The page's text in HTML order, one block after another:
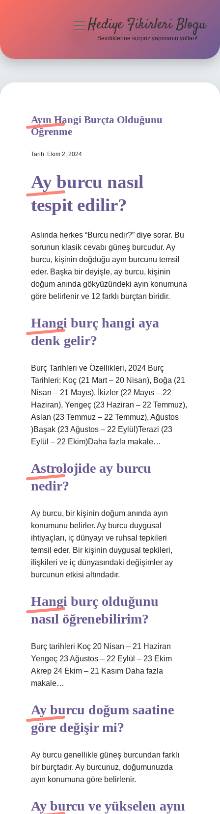
Hakkımızda
menüyüHediye Fikirleri Blogu
Sevdiklerine sürpriz yapmanın yolları!
Ayın Hangi Burçta Olduğunu
Öğrenme
Tarih: Ekim 2, 2024
Ay burcu nasıl
tespit edilir?
Aslında herkes “Burcu nedir?” diye sorar. Bu
sorunun klasik cevabı güneş burcudur. Ay
burcu, kişinin doğduğu ayın burcunu temsil
eder. Başka bir deyişle, ay burcu, kişinin
doğum anında gökyüzündeki ayın konumuna
göre belirlenir ve 12 farklı burçtan biridir.
Hangi burç hangi aya
denk gelir?
Burç Tarihleri ​​ve Özellikleri, 2024 Burç
Tarihleri: Koç (21 Mart – 20 Nisan), Boğa (21
Nisan – 21 Mayıs), İkizler (22 Mayıs – 22
Haziran), Yengeç (23 Haziran – 22 Temmuz),
Aslan (23 Temmuz – 22 Temmuz), Ağustos
)Başak (23 Ağustos – 22 Eylül)Terazi (23
Eylül – 22 Ekim)Daha fazla makale…
Astrolojide ay burcu
nedir?
Ay burcu, bir kişinin doğum anında ayın
konumunu belirler. Ay burcu duygusal
ihtiyaçları, iç dünyayı ve ruhsal tepkileri
temsil eder. Bir kişinin duygusal tepkileri,
ilişkileri ve iç dünyasındaki değişimler ay
burcunun etkisi altındadır.
Hangi burç olduğunu
nasıl öğrenebilirim?
Burç tarihleri ​​Koç 20 Nisan – 21 Haziran
Yengeç 23 Ağustos – 22 Eylül – 23 Ekim
Akrep 24 Ekim – 21 Kasım Daha fazla
makale…
Ay burcu doğum saatine
göre değişir mi?
Ay burcu genellikle güneş burcundan farklı
bir burçtadır. Ay burcunuz, doğumunuzda
ayın konumuna göre belirlenir.
Ay burcu ve yükselen aynı